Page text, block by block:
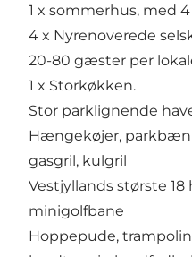
1 x sommerhus, med
4 x Nyrenoverede
20-80 gæster per
1 x Storkøkken.
Stor parklignende
Hængekøjer,
gasgril, kulgril
Vestjyllands største
minigolfbane
Hoppepude,